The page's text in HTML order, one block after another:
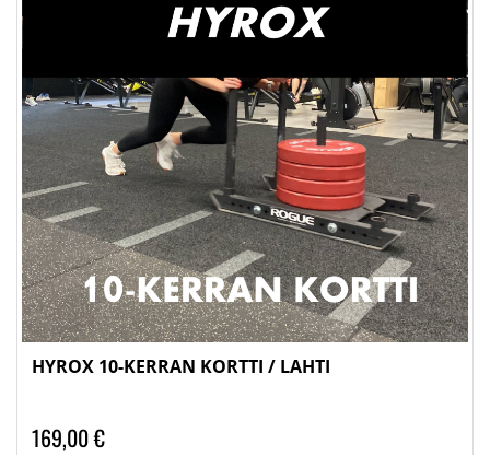
HYROX 10-KERRAN KORTTI / LAHTI
169,00 €